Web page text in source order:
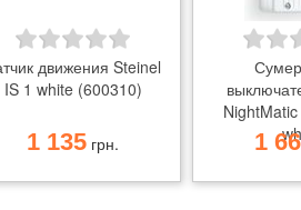
движения Steinel
IS 1 white (600310)
1 135 грн. 1